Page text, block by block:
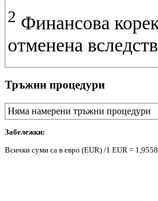
2 Финансова
отменена
Тръжни процедури
Няма намерени тръжни процедури
Забележки:
Всички суми са в евро (EUR) /1 EUR =